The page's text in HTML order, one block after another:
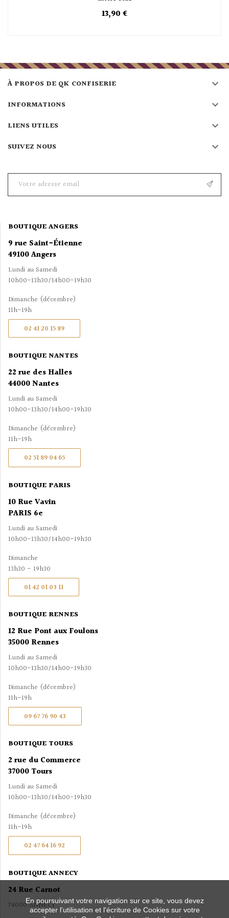
13,90 €
À PROPOS DE QK CONFISERIE 
INFORMATIONS 
LIENS UTILES 
SUIVEZ NOUS 
BOUTIQUE ANGERS
9 rue Saint-Étienne
49100 Angers
Lundi au Samedi
10h00-13h30/14h00-19h30
Dimanche (décembre)
11h-19h
02 41 20 15 89
BOUTIQUE NANTES
22 rue des Halles
44000 Nantes
Lundi au Samedi
10h00-13h30/14h00-19h30
Dimanche (décembre)
11h-19h
02 51 89 04 65
BOUTIQUE PARIS
10 Rue Vavin
PARIS 6e
Lundi au Samedi
10h00-13h30/14h00-19h30
Dimanche
13h30 - 19h30
01 42 01 03 11
BOUTIQUE RENNES
12 Rue Pont aux Foulons
35000 Rennes
Lundi au Samedi
10h00-13h30/14h00-19h30
Dimanche (décembre)
11h-19h
09 67 76 90 43
BOUTIQUE TOURS
2 rue du Commerce
37000 Tours
Lundi au Samedi
10h00-13h30/14h00-19h30
Dimanche (décembre)
11h-19h
02 47 64 16 92
BOUTIQUE ANNECY
24 Rue Carnot
74000 ANNECY
En poursuivant votre navigation sur ce site, vous devez
accepter l’utilisation et l'écriture de Cookies sur votre